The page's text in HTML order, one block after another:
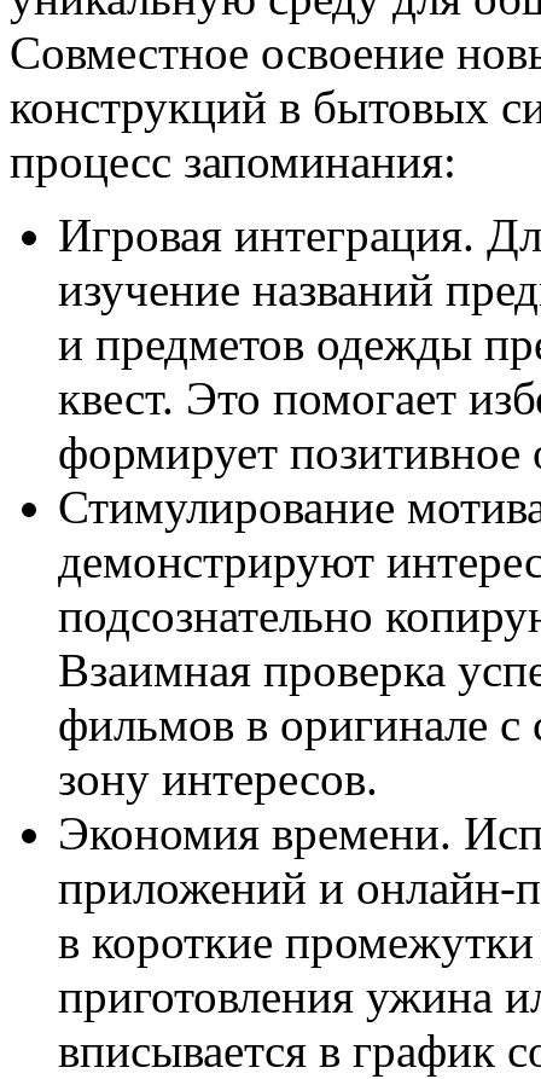
Совместное освоение
конструкций в бытовых
процесс запоминания:
Игровая интеграция.
изучение названий
и предметов одежды
квест. Это помогает
формирует
Стимулирование
демонстрируют
подсознательно
Взаимная проверка
фильмов в оригинале
зону интересов.
Экономия времени.
приложений и онлайн-
в короткие
приготовления ужина
вписывается в график